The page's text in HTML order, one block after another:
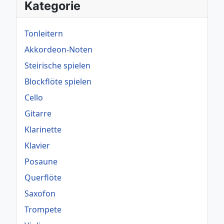
Kategorie
Tonleitern
Akkordeon-Noten
Steirische spielen
Blockflöte spielen
Cello
Gitarre
Klarinette
Klavier
Posaune
Querflöte
Saxofon
Trompete